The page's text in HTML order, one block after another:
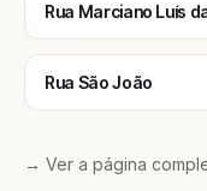
Rua Marciano Luís
Rua São João
→ Ver a página